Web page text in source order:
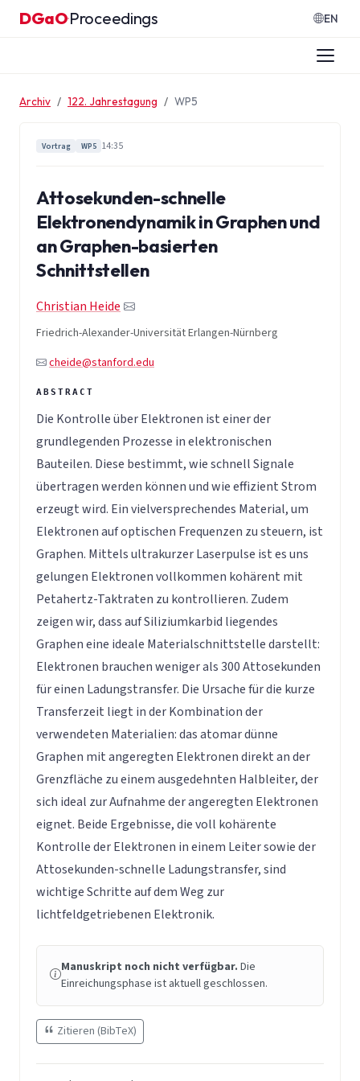
Zum Inhalt springen
DGaO·Proceedings EN
Archiv 122. Jahrestagung WP5
Vortrag WP5 14:35
Attosekunden-schnelle
Elektronendynamik in Graphen und
an Graphen-basierten
Schnittstellen
Christian Heide
Friedrich-Alexander-Universität Erlangen-Nürnberg
cheide@stanford.edu
Die Kontrolle über Elektronen ist einer der
grundlegenden Prozesse in elektronischen
Bauteilen. Diese bestimmt, wie schnell Signale
übertragen werden können und wie effizient Strom
erzeugt wird. Ein vielversprechendes Material, um
Elektronen auf optischen Frequenzen zu steuern, ist
Graphen. Mittels ultrakurzer Laserpulse ist es uns
gelungen Elektronen vollkommen kohärent mit
Petahertz-Taktraten zu kontrollieren. Zudem
zeigen wir, dass auf Siliziumkarbid liegendes
Graphen eine ideale Materialschnittstelle darstellt:
Elektronen brauchen weniger als 300 Attosekunden
für einen Ladungstransfer. Die Ursache für die kurze
Transferzeit liegt in der Kombination der
verwendeten Materialien: das atomar dünne
Graphen mit angeregten Elektronen direkt an der
Grenzfläche zu einem ausgedehnten Halbleiter, der
sich ideal zur Aufnahme der angeregten Elektronen
eignet. Beide Ergebnisse, die voll kohärente
Kontrolle der Elektronen in einem Leiter sowie der
Attosekunden-schnelle Ladungstransfer, sind
wichtige Schritte auf dem Weg zur
lichtfeldgetriebenen Elektronik.
Manuskript noch nicht verfügbar. Die
Einreichungsphase ist aktuell geschlossen.
Zitieren (BibTeX)